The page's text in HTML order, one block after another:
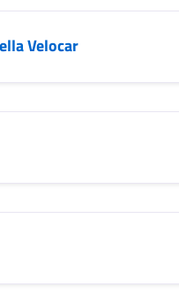
Velocar